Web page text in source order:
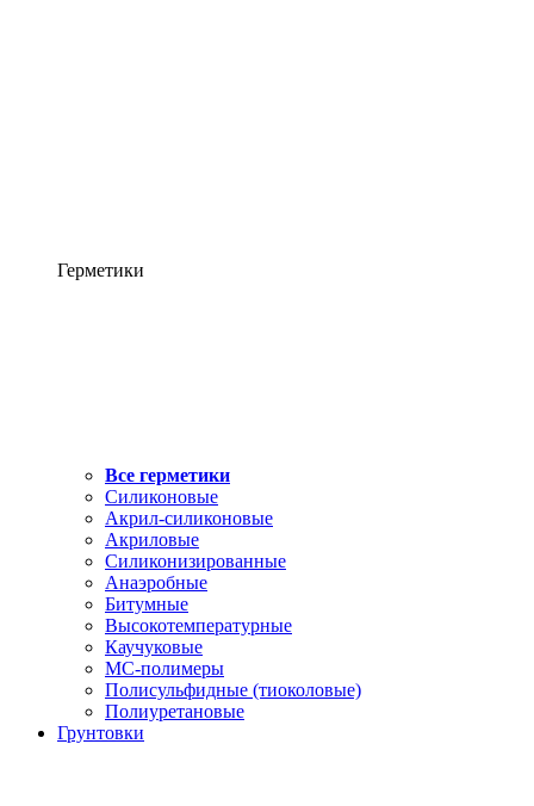
Герметики
Все герметики
Силиконовые
Акрил-силиконовые
Акриловые
Силиконизированные
Анаэробные
Битумные
Высокотемпературные
Каучуковые
МС-полимеры
Полисульфидные (тиоколовые)
Полиуретановые
Грунтовки